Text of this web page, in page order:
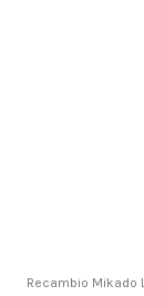
Recambio Mikado